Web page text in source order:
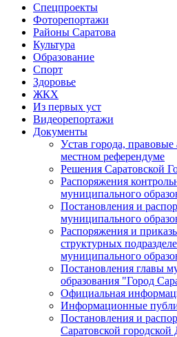
Спецпроекты
Фоторепортажи
Районы Саратова
Культура
Образование
Спорт
Здоровье
ЖКХ
Из пеpвых уст
Видеорепортажи
Документы
Уcтав города,
местном референдуме
Решения Саратовской
Распоряжения
муниципального
Постановления и
муниципального
Распоряжения и
структурных
муниципального
Постановления главы
образования "Город
Официальная
Информационные
Постановления и
Саратовской